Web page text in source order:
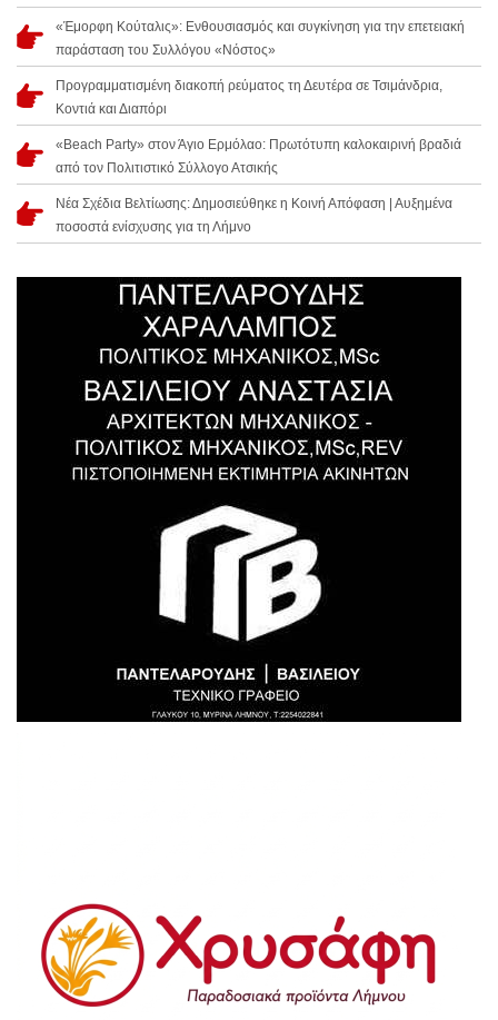
«Έμορφη Κούταλις»: Ενθουσιασμός και συγκίνηση για την επετειακή
παράσταση του Συλλόγου «Νόστος»
Προγραμματισμένη διακοπή ρεύματος τη Δευτέρα σε Τσιμάνδρια,
Κοντιά και Διαπόρι
«Beach Party» στον Άγιο Ερμόλαο: Πρωτότυπη καλοκαιρινή βραδιά
από τον Πολιτιστικό Σύλλογο Ατσικής
Νέα Σχέδια Βελτίωσης: Δημοσιεύθηκε η Κοινή Απόφαση | Αυξημένα
ποσοστά ενίσχυσης για τη Λήμνο